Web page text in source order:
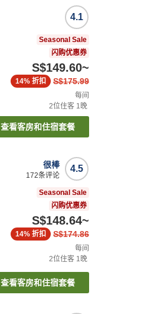
4.1
Seasonal Sale
闪购优惠券
S$149.60~
S$175.99
14% 折扣
每间
2位住客 1晚
查看客房和住宿套餐
4.5
很棒
172条评论
Seasonal Sale
闪购优惠券
S$148.64~
S$174.86
14% 折扣
每间
2位住客 1晚
查看客房和住宿套餐